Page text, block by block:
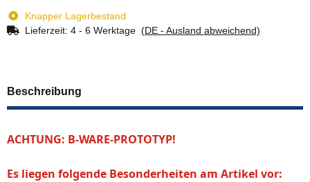
Knapper Lagerbestand
Lieferzeit: 4 - 6 Werktage (DE - Ausland abweichend)
Beschreibung
ACHTUNG: B-WARE-PROTOTYP!
Es liegen folgende Besonderheiten am Artikel vor: